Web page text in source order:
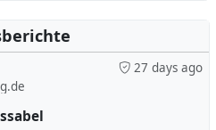
mehr über ihre Magie
Entdeckungsreise behilflich
#Dame
von 9/10, da sie sehr
war. Die Massage jedoch, für
war eher enttäuschend
da sie lediglich aus
hingegen
27 days ago